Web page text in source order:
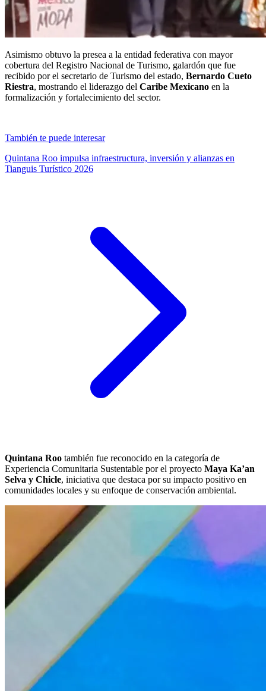
Asimismo obtuvo la presea a la entidad federativa con mayor
cobertura del Registro Nacional de Turismo, galardón que fue
recibido por el secretario de Turismo del estado, Bernardo Cueto
Riestra, mostrando el liderazgo del Caribe Mexicano en la
formalización y fortalecimiento del sector.
También te puede interesar
Quintana Roo impulsa infraestructura, inversión y alianzas en
Tianguis Turístico 2026
Quintana Roo también fue reconocido en la categoría de
Experiencia Comunitaria Sustentable por el proyecto Maya Ka’an
Selva y Chicle, iniciativa que destaca por su impacto positivo en
comunidades locales y su enfoque de conservación ambiental.